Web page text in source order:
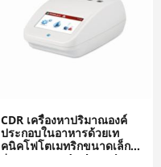
CDR เครื่องหาปริมาณองค์
ประกอบในอาหารด้วยเท
คนิคโฟโตเมทริกขนาดเล็ก
รุ่น CDR FoodLab Junior